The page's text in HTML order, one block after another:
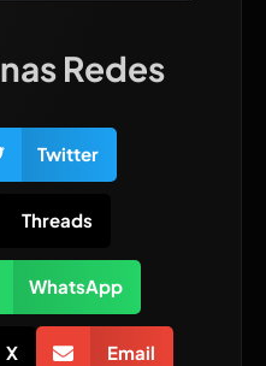
Redes
Twitter
Threads
WhatsApp
X Email